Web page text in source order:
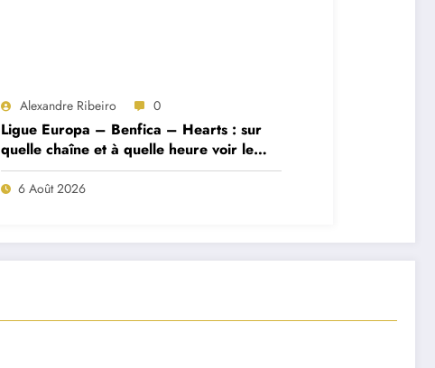
Alexandre Ribeiro 0
Ligue Europa – Benfica – Hearts : sur
quelle chaîne et à quelle heure voir le
match ?
6 Août 2026